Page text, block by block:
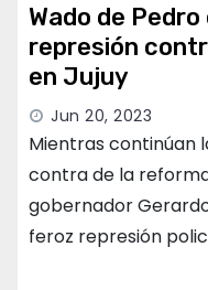
Wado de
represión
en Jujuy
Jun 20, 2023
Mientras continúan
contra de la
gobernador
feroz represión